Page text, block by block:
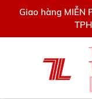
Giao hàng MIỄN
0909445903